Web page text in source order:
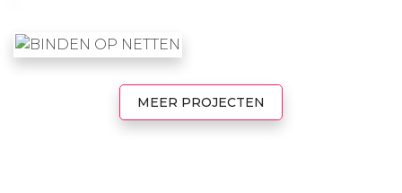
MEER PROJECTEN